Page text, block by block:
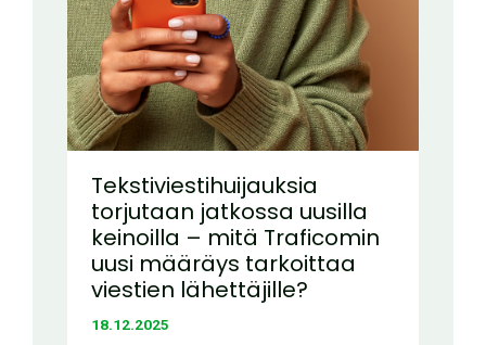
Tekstiviestihuijauksia
torjutaan jatkossa uusilla
keinoilla – mitä Traficomin
uusi määräys tarkoittaa
viestien lähettäjille?
18.12.2025